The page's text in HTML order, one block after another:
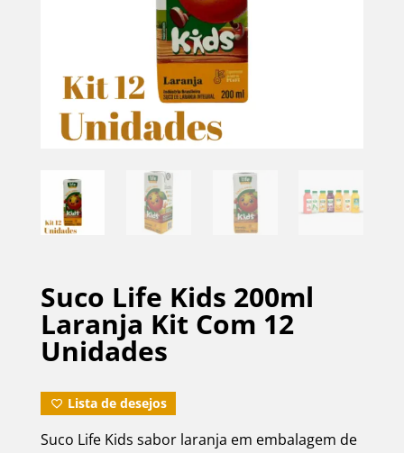
Suco Life Kids 200ml
Laranja Kit Com 12
Unidades
Lista de desejos
Suco Life Kids sabor laranja em embalagem de